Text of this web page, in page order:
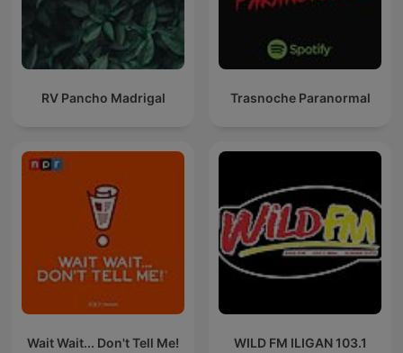
RV Pancho Madrigal Trasnoche Paranormal
Wait Wait... Don't Tell Me! WILD FM ILIGAN 103.1